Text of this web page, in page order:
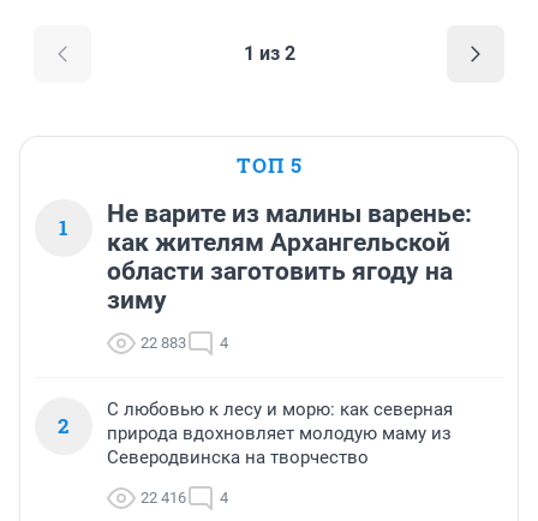
1 из 2
ТОП 5
1
Не варите из малины варенье:
как жителям Архангельской
области заготовить ягоду на
зиму
22 883 4
2
С любовью к лесу и морю: как северная
природа вдохновляет молодую маму из
Северодвинска на творчество
22 416 4